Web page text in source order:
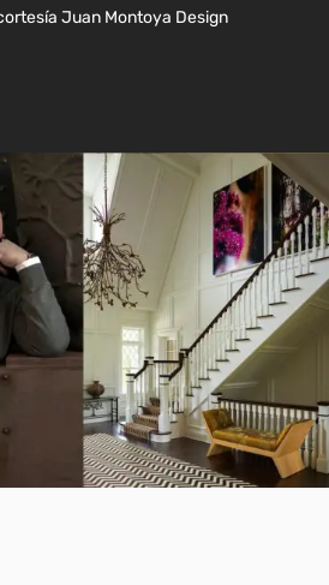
Juan Montoya Design